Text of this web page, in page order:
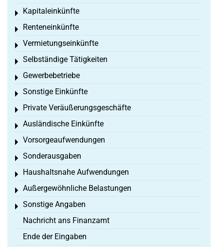
Kapitaleinkünfte
Toggle menu
Renteneinkünfte
Toggle menu
Vermietungseinkünfte
Toggle menu
Selbständige Tätigkeiten
Toggle menu
Gewerbebetriebe
Toggle menu
Sonstige Einkünfte
Toggle menu
Private Veräußerungsgeschäfte
Toggle menu
Ausländische Einkünfte
Toggle menu
Vorsorgeaufwendungen
Toggle menu
Sonderausgaben
Toggle menu
Haushaltsnahe Aufwendungen
Toggle menu
Außergewöhnliche Belastungen
Toggle menu
Sonstige Angaben
Toggle menu
Nachricht ans Finanzamt
Ende der Eingaben